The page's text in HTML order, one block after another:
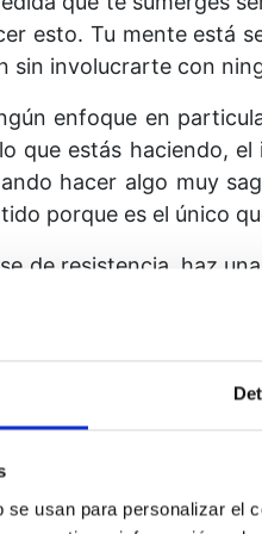
usan para personalizar el
esto. Tu mente está
sin involucrarte con
enfoque en
que estás haciendo,
hacer algo muy
porque es el único
de resistencia, haz
largo los
de hacerlo.